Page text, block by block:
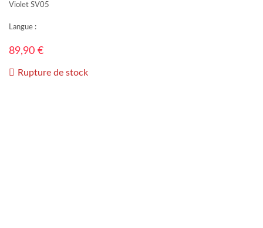
Violet SV05
Langue :
89,90 €
Rupture de stock